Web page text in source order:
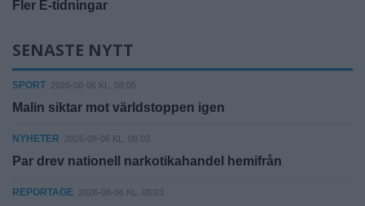
Fler E-tidningar
SENASTE NYTT
SPORT 2026-08-06 KL. 08:05
Malin siktar mot världstoppen igen
NYHETER 2026-08-06 KL. 08:03
Par drev nationell narkotikahandel hemifrån
REPORTAGE 2026-08-06 KL. 08:03